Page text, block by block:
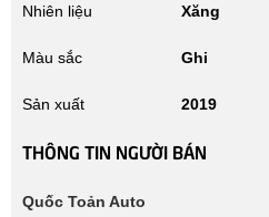
Nhiên liệu Xăng
Màu sắc Ghi
Sản xuất 2019
THÔNG TIN NGƯỜI BÁN
Quốc Toản Auto